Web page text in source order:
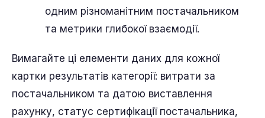
одним різноманітним постачальником
та метрики глибокої взаємодії.
Вимагайте ці елементи даних для кожної
картки результатів категорії: витрати за
постачальником та датою виставлення
рахунку, статус сертифікації постачальника,